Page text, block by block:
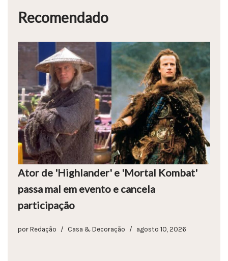
Recomendado
Ator de 'Highlander' e 'Mortal Kombat'
passa mal em evento e cancela
participação
por Redação Casa & Decoração agosto 10, 2026